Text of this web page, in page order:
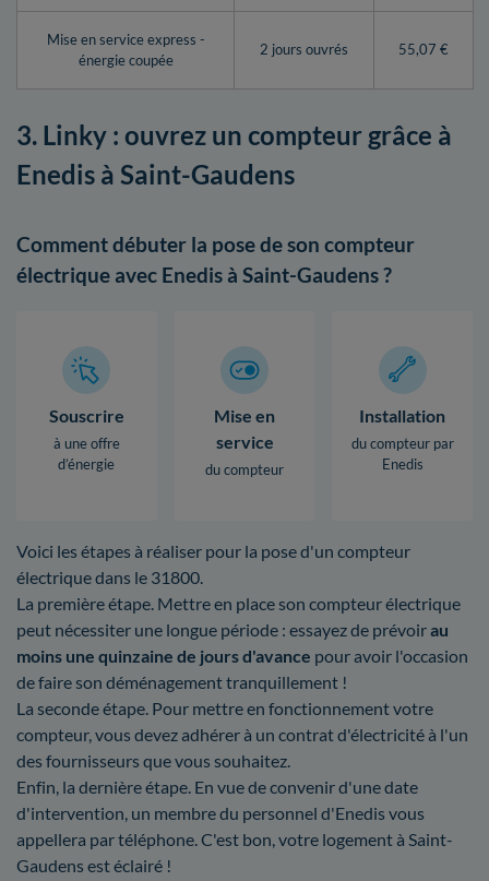
Mise en service express -
énergie coupée
2 jours ouvrés 55,07 €
3. Linky : ouvrez un compteur grâce à
Enedis à Saint-Gaudens
Comment débuter la pose de son compteur
électrique avec Enedis à Saint-Gaudens ?
Souscrire
à une offre
d’énergie
Mise en
service
du compteur
Installation
du compteur par
Enedis
Voici les étapes à réaliser pour la pose d'un compteur
électrique dans le 31800.
La première étape. Mettre en place son compteur électrique
peut nécessiter une longue période : essayez de prévoirau
moins une quinzaine de jours d'avance pour avoir l'occasion
de faire son déménagement tranquillement !
La seconde étape. Pour mettre en fonctionnement votre
compteur, vous devez adhérer à un contrat d'électricité à l'un
des fournisseurs que vous souhaitez.
Enfin, la dernière étape. En vue de convenir d'une date
d'intervention, un membre du personnel d'Enedis vous
appellera par téléphone. C'est bon, votre logement à Saint-
Gaudens est éclairé !